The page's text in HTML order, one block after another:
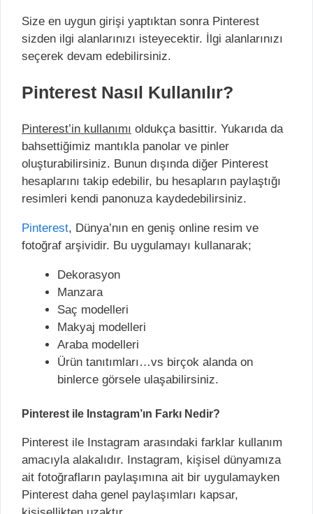
Size en uygun girişi yaptıktan sonra Pinterest
sizden ilgi alanlarınızı isteyecektir. İlgi alanlarınızı
seçerek devam edebilirsiniz.
Pinterest Nasıl Kullanılır?
Pinterest’in kullanımı oldukça basittir. Yukarıda da
bahsettiğimiz mantıkla panolar ve pinler
oluşturabilirsiniz. Bunun dışında diğer Pinterest
hesaplarını takip edebilir, bu hesapların paylaştığı
resimleri kendi panonuza kaydedebilirsiniz.
Pinterest, Dünya’nın en geniş online resim ve
fotoğraf arşividir. Bu uygulamayı kullanarak;
Dekorasyon
Manzara
Saç modelleri
Makyaj modelleri
Araba modelleri
Ürün tanıtımları…vs birçok alanda on
binlerce görsele ulaşabilirsiniz.
Pinterest ile Instagram’ın Farkı Nedir?
Pinterest ile Instagram arasındaki farklar kullanım
amacıyla alakalıdır. Instagram, kişisel dünyamıza
ait fotoğrafların paylaşımına ait bir uygulamayken
Pinterest daha genel paylaşımları kapsar,